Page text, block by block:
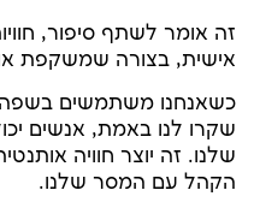
זה אומר לשתף סיפור,
אישית, בצורה שמשקפת
כשאנחנו משתמשים
שקרו לנו באמת, אנשים
שלנו. זה יוצר חוויה
הקהל עם המסר שלנו.